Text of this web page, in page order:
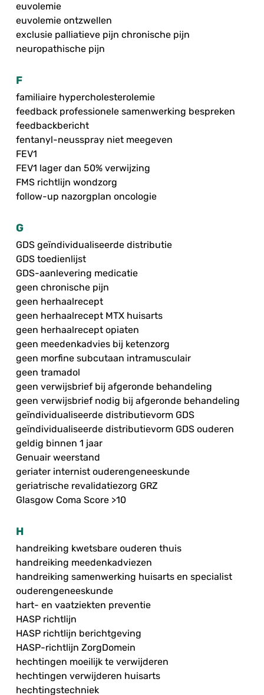
euvolemie
euvolemie ontzwellen
exclusie palliatieve pijn chronische pijn
neuropathische pijn
F
familiaire hypercholesterolemie
feedback professionele samenwerking bespreken
feedbackbericht
fentanyl-neusspray niet meegeven
FEV1
FEV1 lager dan 50% verwijzing
FMS richtlijn wondzorg
follow-up nazorgplan oncologie
G
GDS geïndividualiseerde distributie
GDS toedienlijst
GDS-aanlevering medicatie
geen chronische pijn
geen herhaalrecept
geen herhaalrecept MTX huisarts
geen herhaalrecept opiaten
geen meedenkadvies bij ketenzorg
geen morfine subcutaan intramusculair
geen tramadol
geen verwijsbrief bij afgeronde behandeling
geen verwijsbrief nodig bij afgeronde behandeling
geïndividualiseerde distributievorm GDS
geïndividualiseerde distributievorm GDS ouderen
geldig binnen 1 jaar
Genuair weerstand
geriater internist ouderengeneeskunde
geriatrische revalidatiezorg GRZ
Glasgow Coma Score >10
H
handreiking kwetsbare ouderen thuis
handreiking meedenkadviezen
handreiking samenwerking huisarts en specialist
ouderengeneeskunde
hart- en vaatziekten preventie
HASP richtlijn
HASP richtlijn berichtgeving
HASP-richtlijn ZorgDomein
hechtingen moeilijk te verwijderen
hechtingen verwijderen huisarts
hechtingstechniek